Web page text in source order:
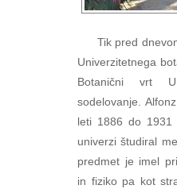
Tik pred
Univerzitetnega
Botanični vrt
sodelovanje.
leti 1886 do
univerzi študiral
predmet je imel
in fiziko pa kot